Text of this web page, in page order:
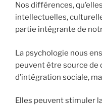
Nos différences,
intellectuelles,
partie intégrante de
La psychologie nous
peuvent être source de
d’intégration sociale,
Elles peuvent stimuler